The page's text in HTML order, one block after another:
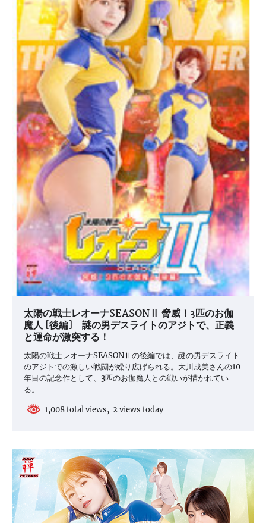
太陽の戦士レオーナSEASONⅡ 脅威！3匹のお伽
魔人 [後編] 謎の男デスライトのアジトで、正義
と運命が激突する！
太陽の戦士レオーナSEASONⅡの後編では、謎の男デスライト
のアジトでの激しい戦闘が繰り広げられる。大川成美さんの10
年目の記念作として、3匹のお伽魔人との戦いが描かれてい
る。
1,008 total views, 2 views today